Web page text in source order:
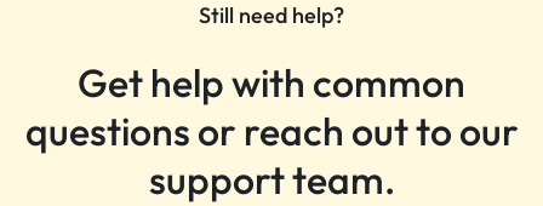
Still need help?
Get help with common
questions or reach out to our
support team.